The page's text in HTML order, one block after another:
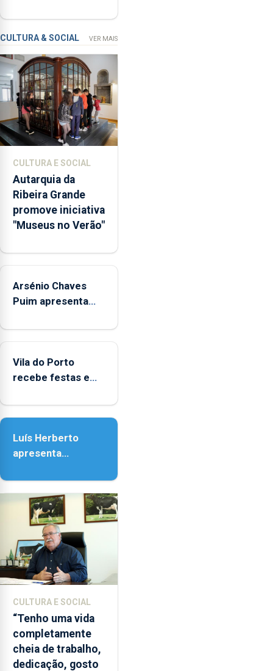
Verão”,
que
garante
a
abertura
dos
museus
e
núcleos
integrados
na
Rede
Municipal
de
aos
durante
o
de
entre
as
e
as
18h00.
missão na Roménia
CULTURA & SOCIAL VER MAIS
CULTURA E SOCIAL
Autarquia da
Ribeira Grande
promove iniciativa
"Museus no Verão"
Arsénio Chaves
Puim apresenta
de Vila do Porto
Vila do Porto
recebe festas em
Senhora da
Luís Herberto
apresenta
Paisagem’
CULTURA E SOCIAL
“Tenho uma vida
completamente
cheia de trabalho,
dedicação, gosto